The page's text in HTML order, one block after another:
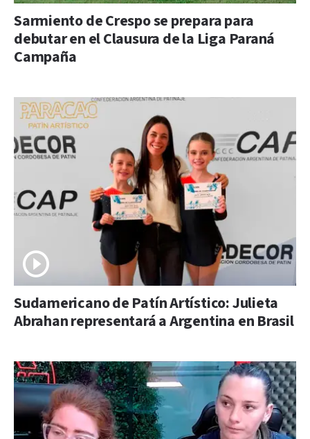
Sarmiento de Crespo se prepara para
debutar en el Clausura de la Liga Paraná
Campaña
Sudamericano de Patín Artístico: Julieta
Abrahan representará a Argentina en Brasil